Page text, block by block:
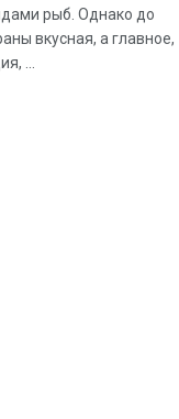
рыб. Однако до
вкусная, а главное,
...